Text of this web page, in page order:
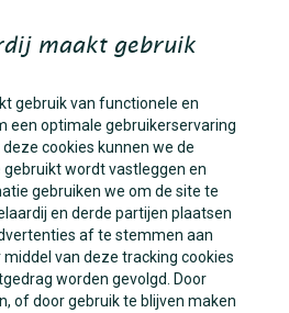
maakt gebruik
gebruik van functionele en
een optimale gebruikerservaring
cookies kunnen we de
wordt vastleggen en
gebruiken we om de site te
en derde partijen plaatsen
af te stemmen aan
van deze tracking cookies
worden gevolgd. Door
of door gebruik te blijven maken